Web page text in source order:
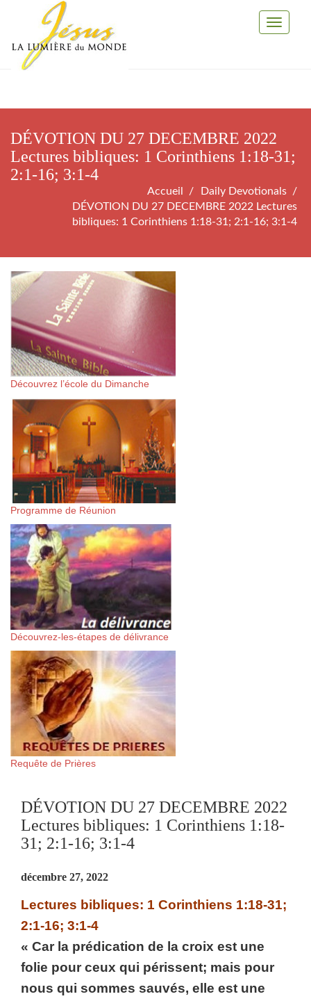
Toggle
DÉVOTION DU 27 DECEMBRE 2022
Lectures bibliques: 1 Corinthiens 1:18-31;
2:1-16; 3:1-4
Accueil
Daily Devotionals
DÉVOTION DU 27 DECEMBRE 2022 Lectures
bibliques: 1 Corinthiens 1:18-31; 2:1-16; 3:1-4
Découvrez l’école du Dimanche
Programme de Réunion
Découvrez-les-étapes de délivrance
Requête de Prières
DÉVOTION DU 27 DECEMBRE 2022
Lectures bibliques: 1 Corinthiens 1:18-
31; 2:1-16; 3:1-4
décembre 27, 2022
Lectures bibliques: 1 Corinthiens 1:18-31;
2:1-16; 3:1-4
« Car la prédication de la croix est une
folie pour ceux qui périssent; mais pour
nous qui sommes sauvés, elle est une